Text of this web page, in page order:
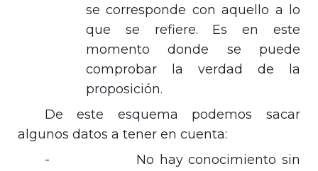
se corresponde con aquello a lo
que se refiere. Es en este
momento donde se puede
comprobar la verdad de la
proposición.
De este esquema podemos sacar
algunos datos a tener en cuenta:
-
No hay conocimiento sin